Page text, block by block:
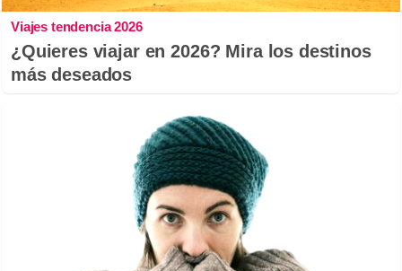
Viajes tendencia 2026
¿Quieres viajar en 2026? Mira los destinos
más deseados